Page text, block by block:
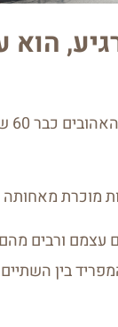
מוכרת
ורבים
בין